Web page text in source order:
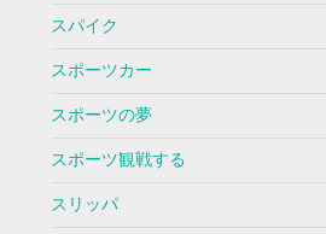
スパイク
スポーツカー
スポーツの夢
スポーツ観戦する
スリッパ